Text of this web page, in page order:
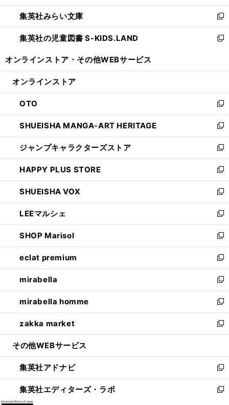
開
く
ウ
で
開
く
ン
ド
ウ
で
ウ
ィ
ン
ド
開
集英社みらい文庫
新
し
い
ン
ウ
で
開
く
集英社の児童図書 S-KIDS.LAND
新
ウ
ン
ド
ウ
で
開
く
オンラインストア・ その他WEBサービス
オンラインストア
OTO
新
し
い
ウ
ィ
ン
ド
ウ
で
開
く
SHUEISHA MANGA-ART HERITAGE
新
し
い
ウ
ィ
ン
ド
ウ
で
開
く
ジャンプキャラクターズストア
新
し
い
ウ
ィ
ン
ド
ウ
で
開
く
HAPPY PLUS STORE
新
し
い
ウ
ィ
ン
ド
ウ
で
開
く
SHUEISHA VOX
新
し
い
ウ
ィ
ン
ド
ウ
で
開
く
LEEマルシェ
新
し
い
ウ
ィ
ン
ド
ウ
で
開
く
SHOP Marisol
新
し
い
ウ
ィ
ン
ド
ウ
で
開
eclat premium
新
し
い
ウ
ィ
ン
ド
ウ
開
く
mirabella
新
し
い
ウ
ィ
ン
ウ
で
開
く
mirabella homme
新
し
い
ウ
ン
ド
ウ
で
zakka market
新
し
ウ
ィ
ン
ド
その他WEBサービス
集英社アドナビ
新
し
い
集英社エディターズ・ラボ
新